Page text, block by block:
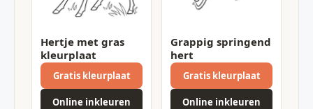
Hertje met gras
kleurplaat
Gratis kleurplaat
Online inkleuren
Grappig springend
hert
Gratis kleurplaat
Online inkleuren